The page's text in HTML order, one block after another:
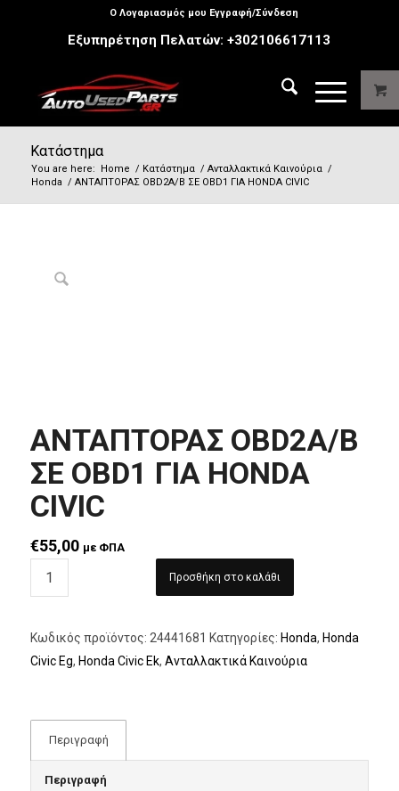
Ο Λογαριασμός μου Εγγραφή/Σύνδεση
Εξυπηρέτηση Πελατών:+302106617113
Κατάστημα
You are here: Home / Κατάστημα / Ανταλλακτικά Καινούρια /
Honda / ΑΝΤΑΠΤΟΡΑΣ OBD2A/B ΣΕ OBD1 ΓΙΑ HONDA CIVIC
ΑΝΤΑΠΤΟΡΑΣ OBD2A/B
ΣΕ OBD1 ΓΙΑ HONDA
CIVIC
€55,00 με ΦΠΑ
Προσθήκη στο καλάθι
Κωδικός προϊόντος: 24441681 Κατηγορίες: Honda, Honda
Civic Eg, Honda Civic Ek, Ανταλλακτικά Καινούρια
Περιγραφή
Περιγραφή